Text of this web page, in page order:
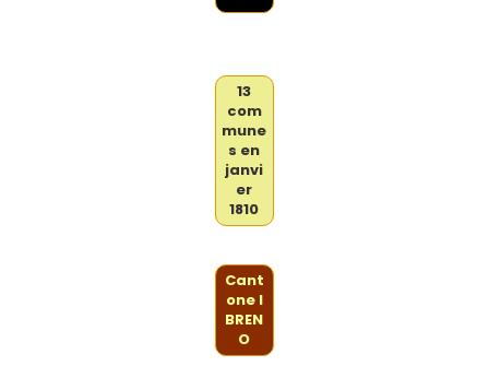
13
com
mune
s en
janvi
er
1810
Cant
one I
BREN
O